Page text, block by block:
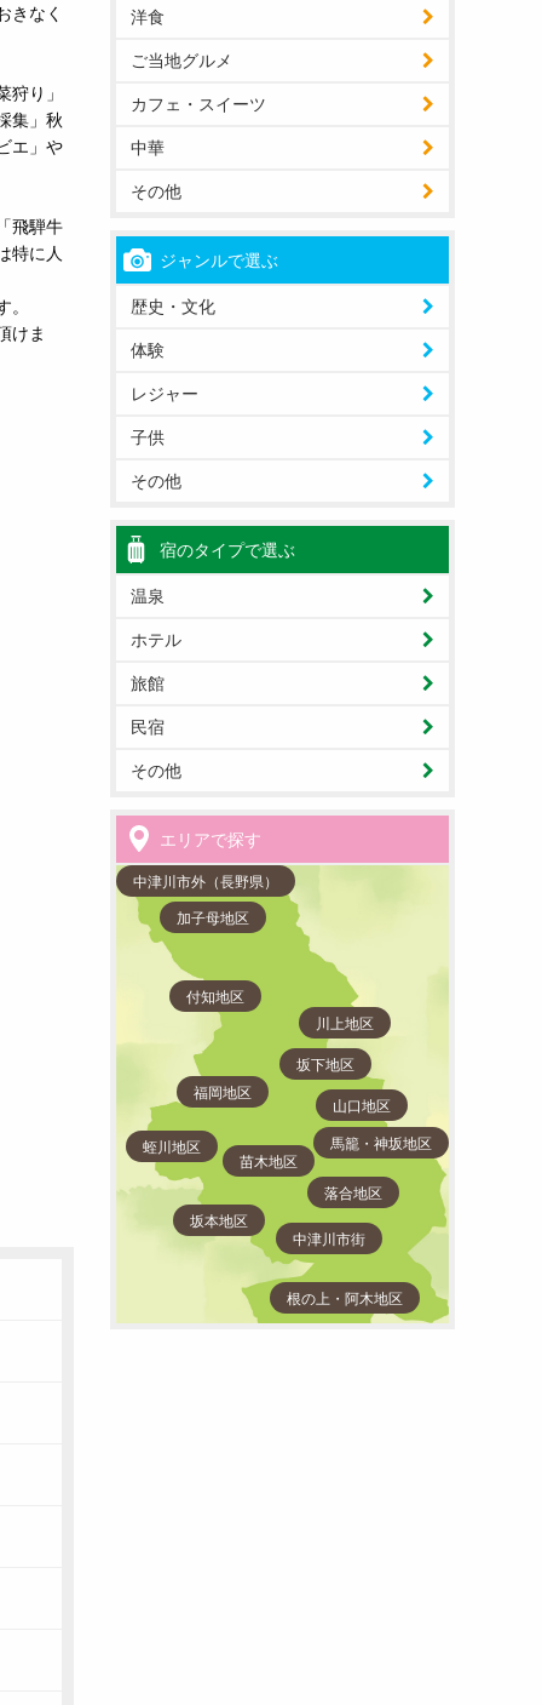
きなく
り」
集」秋
エ」や
飛騨牛
特に人
けま
洋食
ご当地グルメ
カフェ・スイーツ
中華
その他
ジャンルで選ぶ
歴史・文化
体験
レジャー
子供
その他
宿のタイプで選ぶ
温泉
ホテル
旅館
民宿
その他
エリアで探す
中津川市外（長野県）
中津川市街
坂本地区
苗木地区
福岡地区
川上地区
坂下地区
山口地区
付知地区
加子母地区
蛭川地区
根の上・阿木地区
馬籠・神坂地区
落合地区